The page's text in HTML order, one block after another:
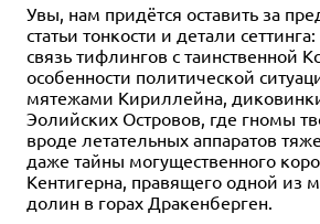
Дополнение 16+
Fateforge: Летописи Эаны.
Сборник приключений "Среди
теней"
1 отзыв
999 ₽
Увы, нам придётся оставить за
статьи тонкости и детали
связь тифлингов с таинственной
особенности политической
мятежами Кириллейна,
Эолийских Островов, где гномы
вроде летательных аппаратов
даже тайны могущественного
Кентигерна, правящего одной из
долин в горах Дракенберген.